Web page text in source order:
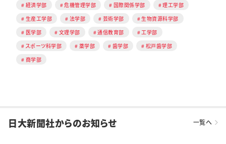
経済学部 危機管理学部 国際関係学部
理工学部
生産工学部
法学部 芸術学部
生物資源科学部
医学部
文理学部 通信教育部
工学部
スポーツ科学部
薬学部 歯学部
松戸歯学部
商学部
日大新聞社からのお知らせ 一覧へ